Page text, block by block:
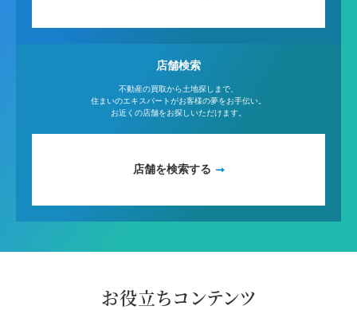
店舗検索
不動産の買取から土地探しまで、
住まいのエキスパートがお客様の夢をお手伝い。
お近くの店舗をお探しいただけます。
店舗を検索する
お役立ちコンテンツ